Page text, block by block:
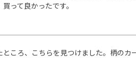
って良かったです。
ころ、こちらを見つけました。柄のカ